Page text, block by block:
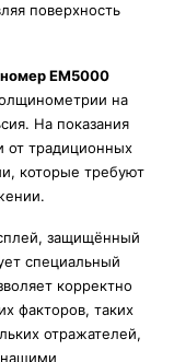
поверхность
EM5000
на
На показания
от традиционных
которые требуют
защищённый
специальный
корректно
факторов, таких
отражателей,
нашими